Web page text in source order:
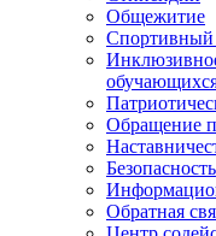
Общежитие
Спортивный
Обращение
Безопасность
Обратная